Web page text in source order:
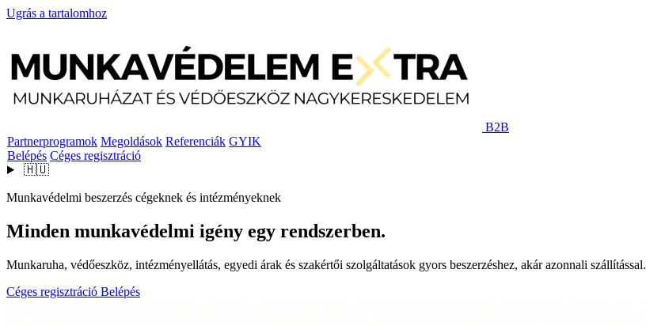
Ugrás a tartalomhoz
B2B
Partnerprogramok Megoldások Referenciák GYIK
Belépés Céges regisztráció
🇭🇺
Munkavédelmi beszerzés cégeknek és intézményeknek
Minden munkavédelmi igény egy rendszerben.
Munkaruha, védőeszköz, intézményellátás, egyedi árak és szakértői szolgáltatások gyors beszerzéshez, akár azonnali szállítással.
Céges regisztráció Belépés